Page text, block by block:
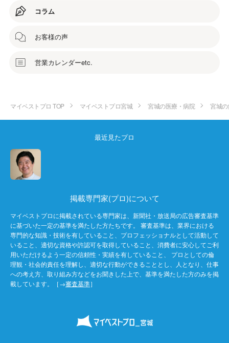
コラム
お客様の声
営業カレンダーetc.
マイベストプロ TOP マイベストプロ宮城 宮城の医療・病院 宮城
最近見たプロ
掲載専門家(プロ)について
マイベストプロに掲載されている専門家は、新聞社・放送局の広告審査基準
に基づいた一定の基準を満たした方たちです。 審査基準は、業界における
専門的な知識・技術を有していること、プロフェッショナルとして活動して
いること、適切な資格や許認可を取得していること、消費者に安心してご利
用いただけるよう一定の信頼性・実績を有していること、 プロとしての倫
理観・社会的責任を理解し、適切な行動ができることとし、人となり、仕事
への考え方、取り組み方などをお聞きした上で、基準を満たした方のみを掲
載しています。［→審査基準］